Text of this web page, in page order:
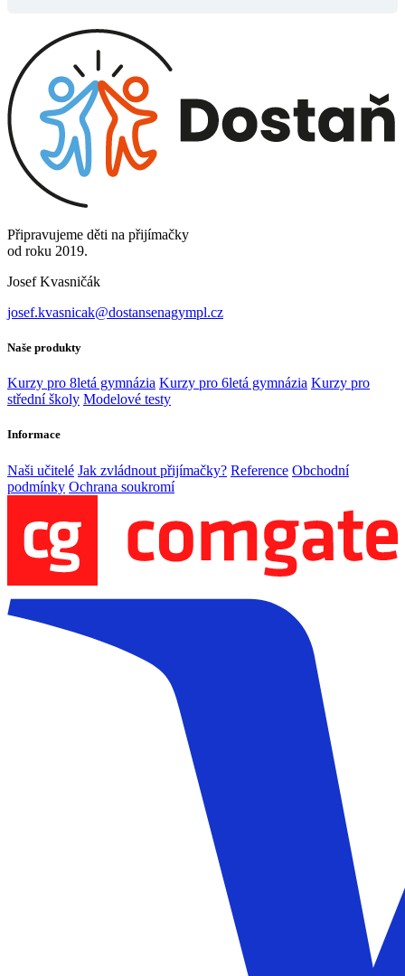
Připravujeme děti na přijímačky
od roku 2019.
Josef Kvasničák
josef.kvasnicak@dostansenagympl.cz
Naše produkty
Kurzy pro 8letá gymnázia Kurzy pro 6letá gymnázia Kurzy pro
střední školy Modelové testy
Informace
Naši učitelé Jak zvládnout přijímačky? Reference Obchodní
podmínky Ochrana soukromí